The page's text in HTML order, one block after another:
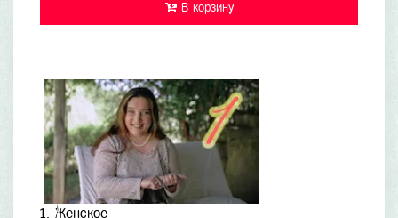
В корзину
1. Женское